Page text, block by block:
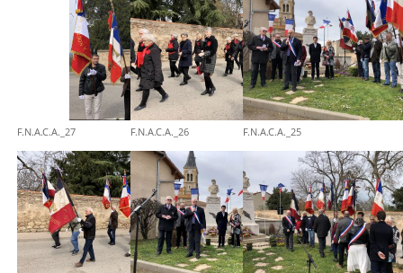
F.N.A.C.A._27 F.N.A.C.A._26 F.N.A.C.A._25